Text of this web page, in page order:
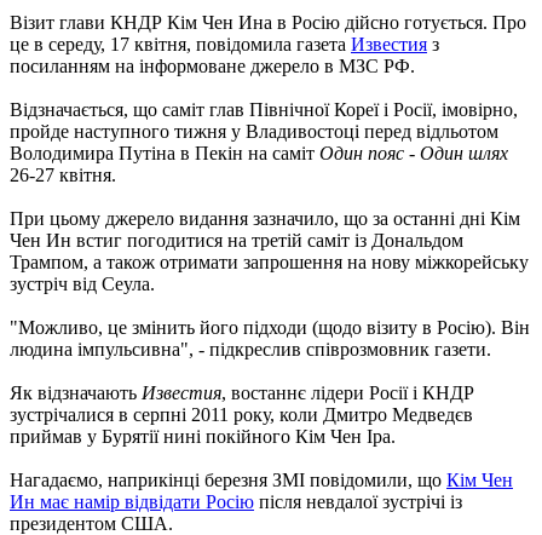
Візит глави КНДР Кім Чен Ина в Росію дійсно готується. Про
це в середу, 17 квітня, повідомила газета Известия з
посиланням на інформоване джерело в МЗС РФ.
Відзначається, що саміт глав Північної Кореї і Росії, імовірно,
пройде наступного тижня у Владивостоці перед відльотом
Володимира Путіна в Пекін на саміт Один пояс - Один шлях
26-27 квітня.
При цьому джерело видання зазначило, що за останні дні Кім
Чен Ин встиг погодитися на третій саміт із Дональдом
Трампом, а також отримати запрошення на нову міжкорейську
зустріч від Сеула.
"Можливо, це змінить його підходи (щодо візиту в Росію). Він
людина імпульсивна", - підкреслив співрозмовник газети.
Як відзначають Известия, востаннє лідери Росії і КНДР
зустрічалися в серпні 2011 року, коли Дмитро Медведєв
приймав у Бурятії нині покійного Кім Чен Іра.
Нагадаємо, наприкінці березня ЗМІ повідомили, що Кім Чен
Ин має намір відвідати Росію після невдалої зустрічі із
президентом США.